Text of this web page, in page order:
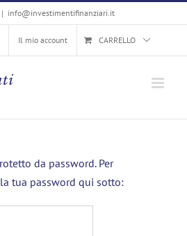
| info@investimentifinanziari.it
Il mio account CARRELLO
da password. Per
tua password qui sotto: